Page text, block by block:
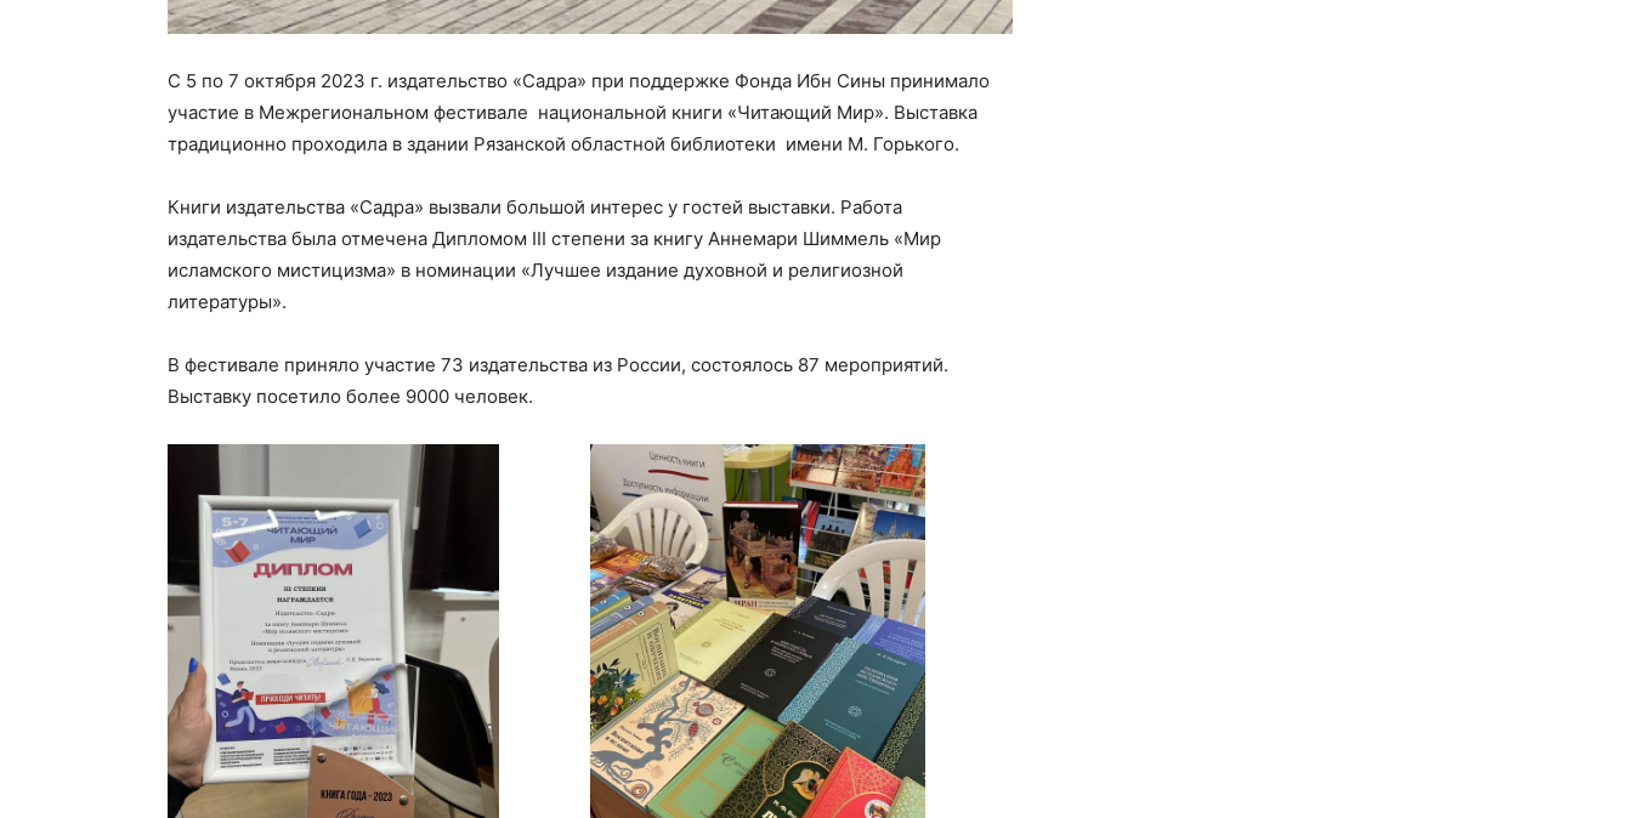
С 5 по 7 октября 2023 г. издательство «Садра» при поддержке Фонда Ибн Сины принимало
участие в Межрегиональном фестивале национальной книги «Читающий Мир». Выставка
традиционно проходила в здании Рязанской областной библиотеки имени М. Горького.
Книги издательства «Садра» вызвали большой интерес у гостей выставки. Работа
издательства была отмечена Дипломом III степени за книгу Аннемари Шиммель «Мир
исламского мистицизма» в номинации «Лучшее издание духовной и религиозной
литературы».
В фестивале приняло участие 73 издательства из России, состоялось 87 мероприятий.
Выставку посетило более 9000 человек.